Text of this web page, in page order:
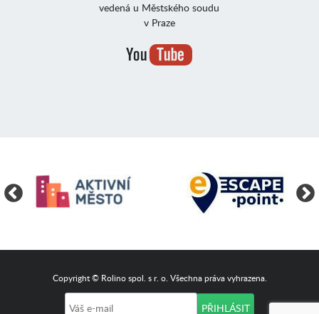
vedená u Městského soudu
v Praze
Copyright © Rolino spol. s r. o. Všechna práva vyhrazena.